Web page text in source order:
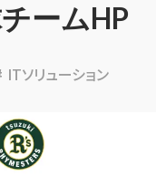
ームHP
ITソリューション